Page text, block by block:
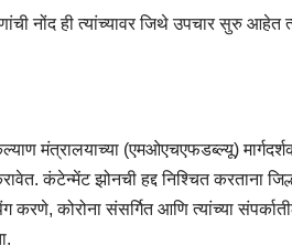
नोंद ही त्यांच्यावर जिथे उपचार सुरु
मंत्रालयाच्या (एमओएचएफडब्ल्यू)
कंटेन्मेंट झोनची हद्द निश्चित करताना
करणे,कोरोना संसर्गित आणि त्यांच्या